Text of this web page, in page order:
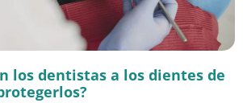
los dentistas a los dientes de